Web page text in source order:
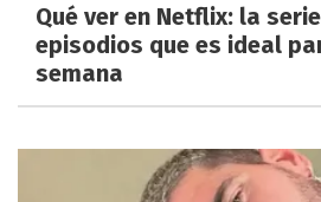
Qué ver en Netflix: la
episodios que es ideal
semana